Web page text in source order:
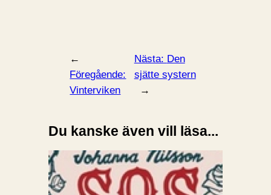
←
Föregående:
Vinterviken
Nästa: Den
sjätte systern
→
Du kanske även vill läsa...